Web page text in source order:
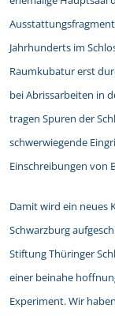
Jahrhunderts im
Raumkubatur erst
bei Abrissarbeiten in
tragen Spuren der
schwerwiegende
Einschreibungen von
Damit wird ein neues
Schwarzburg
Stiftung Thüringer
einer beinahe
Experiment. Wir